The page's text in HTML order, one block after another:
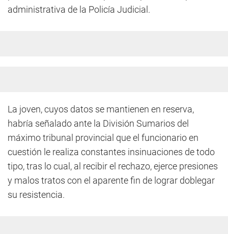
administrativa de la Policía Judicial.
La joven, cuyos datos se mantienen en reserva,
habría señalado ante la División Sumarios del
máximo tribunal provincial que el funcionario en
cuestión le realiza constantes insinuaciones de todo
tipo, tras lo cual, al recibir el rechazo, ejerce presiones
y malos tratos con el aparente fin de lograr doblegar
su resistencia.